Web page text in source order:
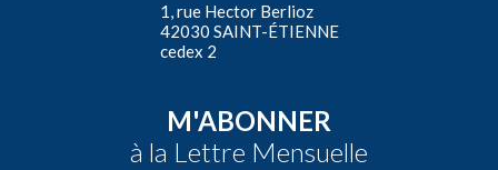
1, rue Hector Berlioz
42030 SAINT-ÉTIENNE
cedex 2
M'ABONNER
à la Lettre Mensuelle